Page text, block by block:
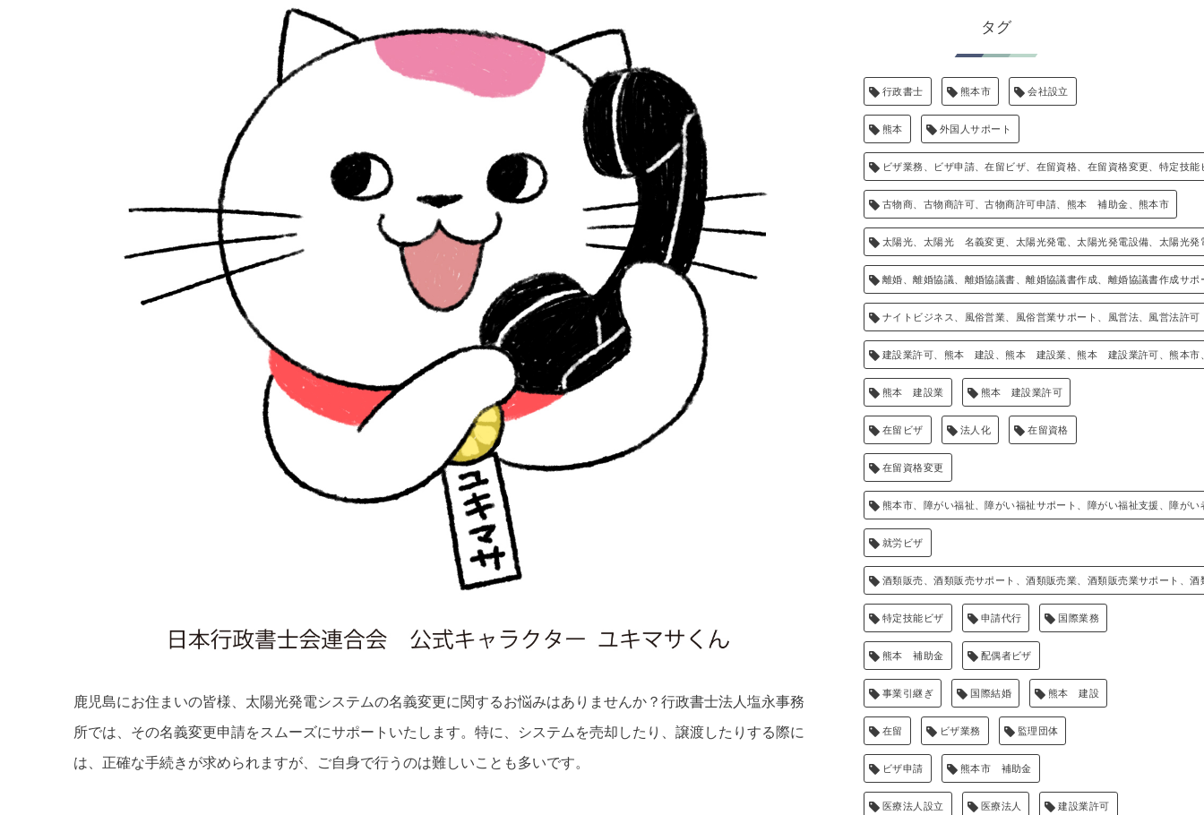
鹿児島にお住まいの皆様、太陽光発電システムの名義変更に関するお悩みはありませんか？行政書士法人塩永事務
所では、その名義変更申請をスムーズにサポートいたします。特に、システムを売却したり、譲渡したりする際に
は、正確な手続きが求められますが、ご自身で行うのは難しいことも多いです。
タグ
行政書士 熊本市 会社設立
熊本 外国人サポート
ビザ業務、ビザ申請、在留ビザ、在留資格、在留資格変更、特定技能
古物商、古物商許可、古物商許可申請、熊本 補助金、熊本市
太陽光、太陽光 名義変更、太陽光発電、太陽光発電設備、太陽光
離婚、離婚協議、離婚協議書、離婚協議書作成、離婚協議書作成サポ
ナイトビジネス、風俗営業、風俗営業サポート、風営法、風営法許可
建設業許可、熊本 建設、熊本 建設業、熊本 建設業許可、熊本市
熊本 建設業 熊本 建設業許可
在留ビザ 法人化 在留資格
在留資格変更
熊本市、障がい福祉、障がい福祉サポート、障がい福祉支援、障がい
就労ビザ
酒類販売、酒類販売サポート、酒類販売業、酒類販売業サポート、
特定技能ビザ 申請代行 国際業務
熊本 補助金 配偶者ビザ
事業引継ぎ 国際結婚 熊本 建設
在留 ビザ業務 監理団体
ビザ申請 熊本市 補助金
医療法人設立 医療法人 建設業許可